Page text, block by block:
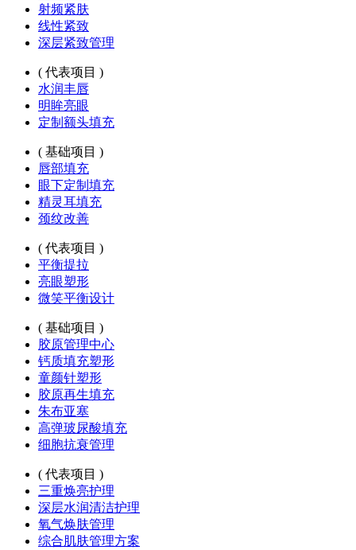
射频紧肤
线性紧致
深层紧致管理
( 代表项目 )
水润丰唇
明眸亮眼
定制额头填充
( 基础项目 )
唇部填充
眼下定制填充
精灵耳填充
颈纹改善
( 代表项目 )
平衡提拉
亮眼塑形
微笑平衡设计
( 基础项目 )
胶原管理中心
钙质填充塑形
童颜针塑形
胶原再生填充
朱布亚塞
高弹玻尿酸填充
细胞抗衰管理
( 代表项目 )
三重焕亮护理
深层水润清洁护理
氧气焕肤管理
综合肌肤管理方案